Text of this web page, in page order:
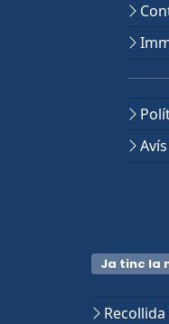
Ja tinc la
Recollida